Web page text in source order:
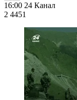
16:00 24 Канал
2 4451